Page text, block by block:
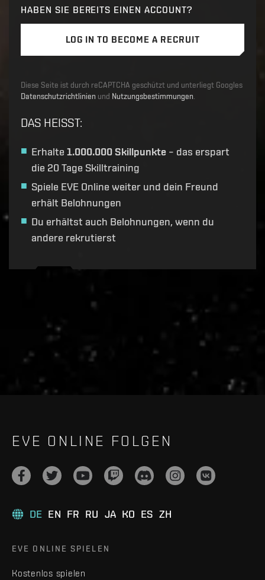
HABEN SIE BEREITS EINEN ACCOUNT?
LOG IN TO BECOME A RECRUIT
Diese Seite ist durch reCAPTCHA geschützt und unterliegt Googles
Datenschutzrichtlinien und Nutzungsbestimmungen.
DAS HEISST :
Erhalte 1.000.000 Skillpunkte – das erspart
die 20 Tage Skilltraining
Spiele EVE Online weiter und dein Freund
erhält Belohnungen
Du erhältst auch Belohnungen, wenn du
andere rekrutierst
live.evetech.net/api/v1
EVE ONLINE FOLGEN
DE EN FR RU JA KO ES ZH
EVE ONLINE SPIELEN
Kostenlos spielen